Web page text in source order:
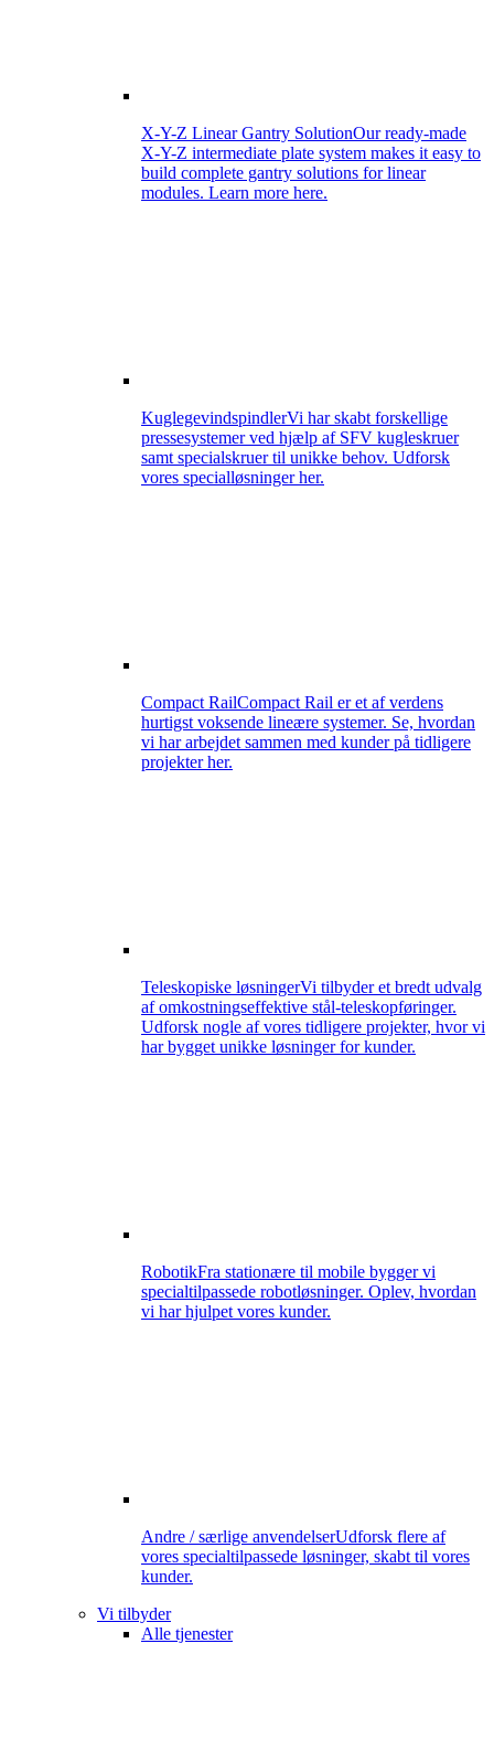
X-Y-Z Linear Gantry SolutionOur ready-made
X-Y-Z intermediate plate system makes it easy to
build complete gantry solutions for linear
modules. Learn more here.
KuglegevindspindlerVi har skabt forskellige
pressesystemer ved hjælp af SFV kugleskruer
samt specialskruer til unikke behov. Udforsk
vores specialløsninger her.
Compact RailCompact Rail er et af verdens
hurtigst voksende lineære systemer. Se, hvordan
vi har arbejdet sammen med kunder på tidligere
projekter her.
Teleskopiske løsningerVi tilbyder et bredt udvalg
af omkostningseffektive stål-teleskopføringer.
Udforsk nogle af vores tidligere projekter, hvor vi
har bygget unikke løsninger for kunder.
RobotikFra stationære til mobile bygger vi
specialtilpassede robotløsninger. Oplev, hvordan
vi har hjulpet vores kunder.
Andre / særlige anvendelserUdforsk flere af
vores specialtilpassede løsninger, skabt til vores
kunder.
Vi tilbyder
Alle tjenester